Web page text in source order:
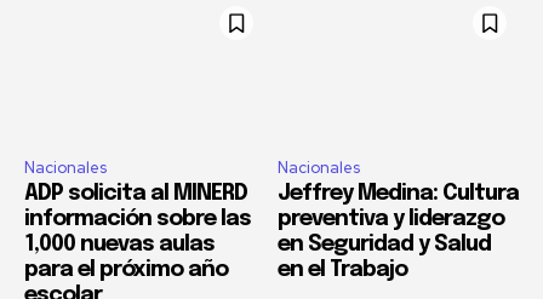
Nacionales
ADP solicita al MINERD
información sobre las
1,000 nuevas aulas
para el próximo año
Nacionales
Jeffrey Medina: Cultura
preventiva y liderazgo
en Seguridad y Salud
en el Trabajo